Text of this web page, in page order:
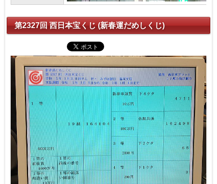
第2327回 西日本宝くじ (新春運だめしくじ)